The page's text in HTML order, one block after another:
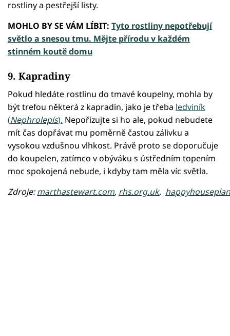
rostliny a pestřejší listy.
MOHLO BY SE VÁM LÍBIT: Tyto rostliny nepotřebují
světlo a snesou tmu. Mějte přírodu v každém
stinném koutě domu
9. Kapradiny
Pokud hledáte rostlinu do tmavé koupelny, mohla by
být trefou některá z kapradin, jako je třeba ledviník
(Nephrolepis). Nepořizujte si ho ale, pokud nebudete
mít čas dopřávat mu poměrně častou zálivku a
vysokou vzdušnou vlhkost. Právě proto se doporučuje
do koupelen, zatímco v obýváku s ústředním topením
moc spokojená nebude, i kdyby tam měla víc světla.
Zdroje:marthastewart.com, rhs.org.uk,